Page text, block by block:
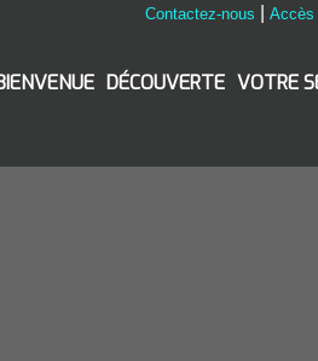
Contactez-nous Accès
DÉCOUVERTE VOTRE